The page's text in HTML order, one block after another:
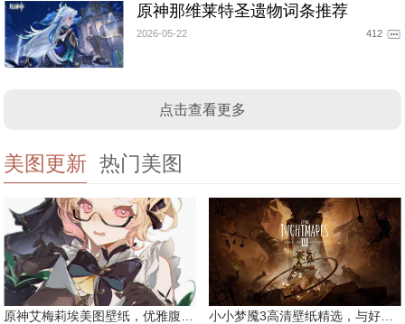
原神那维莱特圣遗物词条推荐
2026-05-22 412
点击查看更多
美图更新 热门美图
小小梦魇3高清壁纸精选，与好友一同面对恐惧